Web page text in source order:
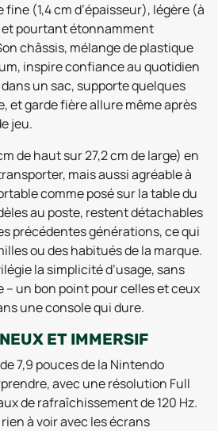
(1,4 cm d’épaisseur), légère (à
pourtant étonnamment
châssis, mélange de plastique
inspire confiance au quotidien
un sac, supporte quelques
et garde fière allure même après
jeu.
de haut sur 27,2 cm de large) en
mais aussi agréable à
comme posé sur la table du
au poste, restent détachables
précédentes générations, ce qui
ou des habitués de la marque.
la simplicité d’usage, sans
– un bon point pour celles et ceux
une console qui dure.
ET IMMERSIF
7,9 pouces de la Nintendo
avec une résolution Full
de rafraîchissement de 120 Hz.
à voir avec les écrans